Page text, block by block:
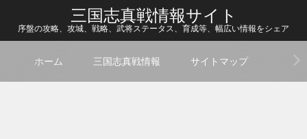
三国志真戦情報サイト
序盤の攻略、攻城、戦略、武将ステータス、育成等、幅広い情報をシェア
ホーム 三国志真戦情報 サイトマップ